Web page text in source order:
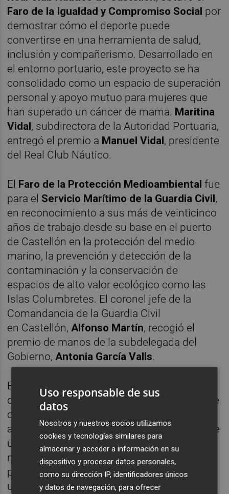
Faro de la Igualdad y Compromiso Social por
demostrar cómo el deporte puede
convertirse en una herramienta de salud,
inclusión y compañerismo. Desarrollado en
el entorno portuario, este proyecto se ha
consolidado como un espacio de superación
personal y apoyo mutuo para mujeres que
han superado un cáncer de mama. Maritina
Vidal, subdirectora de la Autoridad Portuaria,
entregó el premio a Manuel Vidal, presidente
del Real Club Náutico.
El Faro de la Protección Medioambiental fue
para el Servicio Marítimo de la Guardia Civil,
en reconocimiento a sus más de veinticinco
años de trabajo desde su base en el puerto
de Castellón en la protección del medio
marino, la prevención y detección de la
contaminación y la conservación de
espacios de alto valor ecológico como las
Islas Columbretes. El coronel jefe de la
Comandancia de la Guardia Civil
en Castellón,Alfonso Martín, recogió el
premio de manos de la subdelegada del
Gobierno, Antonia García Valls.
El
Faro de la Interacción Puerto-Ciudad
distinguió a Escala a Castelló, un evento que
durante casi una década ha simbolizado la
apertura del puerto a la ciudadanía mediante
una propuesta que combina patrimonio
marítimo, cultura, ocio, tradiciones y
participación. La iniciativa reúne cada año a
una media de 100.000 visitantes y se ha
Uso responsable de sus
datos
Nosotros y nuestros socios utilizamos
cookies y tecnologías similares para
almacenar y acceder a información en su
dispositivo y procesar datos personales,
como su dirección IP, identificadores únicos
y datos de navegación, para ofrecer